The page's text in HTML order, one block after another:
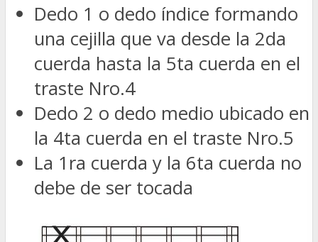
Dedo 1 o dedo índice formando
una cejilla que va desde la 2da
cuerda hasta la 5ta cuerda en el
traste Nro.4
Dedo 2 o dedo medio ubicado en
la 4ta cuerda en el traste Nro.5
La 1ra cuerda y la 6ta cuerda no
debe de ser tocada